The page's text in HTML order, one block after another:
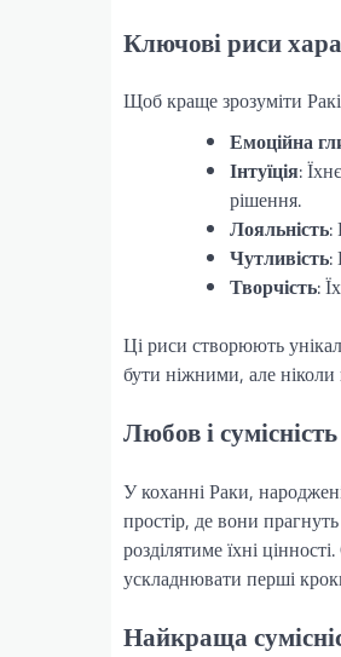
Ключові риси
Щоб краще зрозуміти
Емоційна
Інтуїція:
рішення.
Лояльність:
Чутливість:
Творчість:
Ці риси створюють
бути ніжними, але
Любов і
У коханні Раки,
простір, де вони
розділятиме їхні
ускладнювати перші
Найкраща